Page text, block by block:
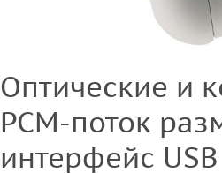
Оптические и
PCM-поток
интерфейс